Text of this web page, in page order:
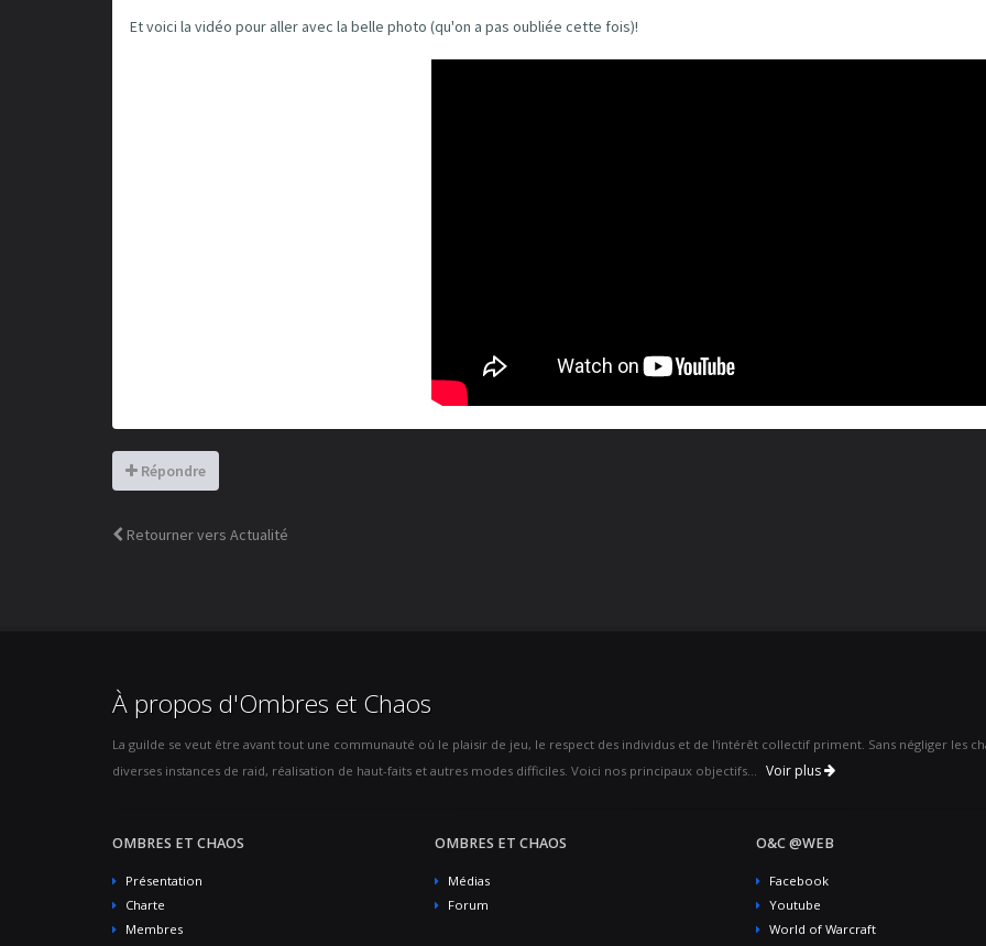
Et voici la vidéo pour aller avec la belle photo (qu'on a pas oubliée cette fois)!
Répondre
Retourner vers Actualité
À propos d'Ombres et Chaos
La guilde se veut être avant tout une communauté où le plaisir de jeu, le respect des individus et de l'intérêt collectif priment. Sans négliger les
diverses instances de raid, réalisation de haut-faits et autres modes difficiles. Voici nos principaux objectifs... Voir plus
OMBRES ET CHAOS
Présentation
Charte
Membres
OMBRES ET CHAOS
Médias
Forum
O&C @WEB
Facebook
Youtube
World of Warcraft